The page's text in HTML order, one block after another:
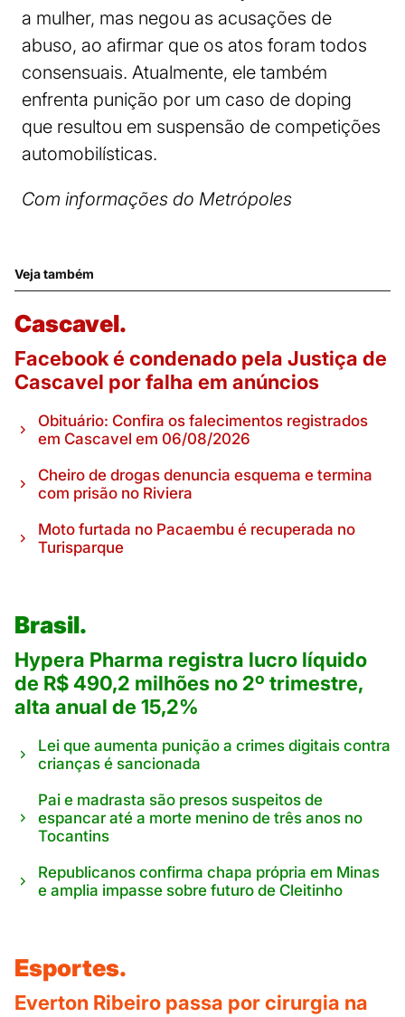
a mulher, mas negou as acusações de
abuso, ao afirmar que os atos foram todos
consensuais. Atualmente, ele também
enfrenta punição por um caso de doping
que resultou em suspensão de competições
automobilísticas.
Com informações do Metrópoles
Veja também
Cascavel.
Facebook é condenado pela Justiça de
Cascavel por falha em anúncios
Obituário: Confira os falecimentos registrados
em Cascavel em 06/08/2026
Cheiro de drogas denuncia esquema e termina
com prisão no Riviera
Moto furtada no Pacaembu é recuperada no
Turisparque
Brasil.
Hypera Pharma registra lucro líquido
de R$ 490,2 milhões no 2º trimestre,
alta anual de 15,2%
Lei que aumenta punição a crimes digitais contra
crianças é sancionada
Pai e madrasta são presos suspeitos de
espancar até a morte menino de três anos no
Tocantins
Republicanos confirma chapa própria em Minas
e amplia impasse sobre futuro de Cleitinho
Esportes.
Everton Ribeiro passa por cirurgia na